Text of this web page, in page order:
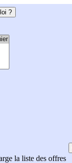
?
la liste des offres